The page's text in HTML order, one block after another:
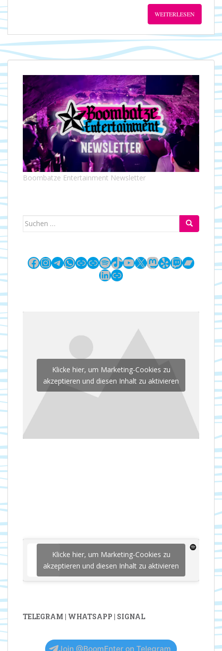
WEITERLESEN
Boombatze Entertainment Newsletter
Suchen
Facebook
Instagram
Telegram
WhatsApp
LinkLinkSpotify
TikTok
YouTube
X Mastodon
YelpTwitch
LinkedIn
Link
Klicke hier, um Marketing-Cookies zu
akzeptieren und diesen Inhalt zu aktivieren
Klicke hier, um Marketing-Cookies zu
akzeptieren und diesen Inhalt zu aktivieren
TELEGRAM | WHATSAPP | SIGNAL
Join @BoomEnter on Telegram